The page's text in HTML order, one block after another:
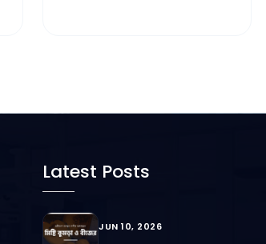
Latest Posts
JUN 10, 2026